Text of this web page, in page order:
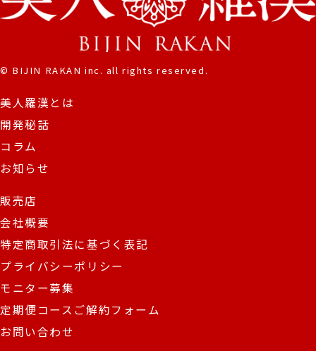
© BIJIN RAKAN inc. all rights reserved.
美人羅漢とは
開発秘話
コラム
お知らせ
販売店
会社概要
特定商取引法に基づく表記
プライバシーポリシー
モニター募集
定期便コースご解約フォーム
お問い合わせ